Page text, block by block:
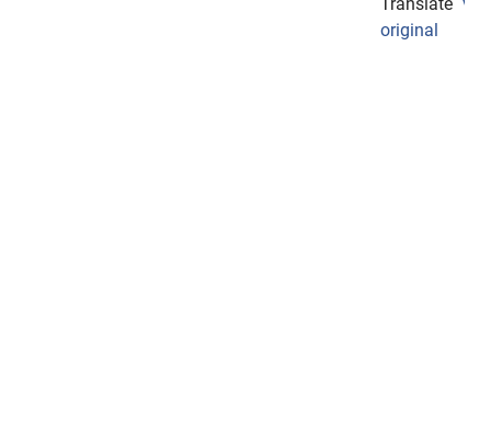
original